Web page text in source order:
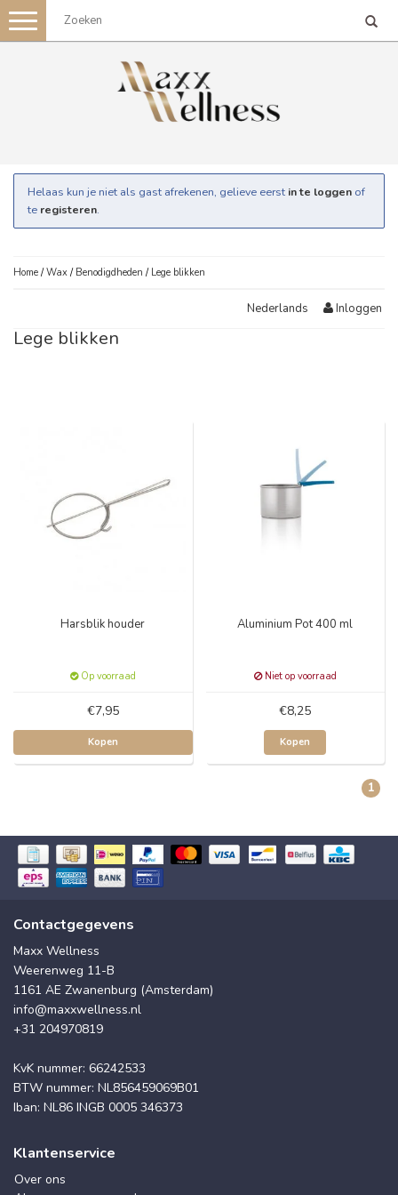
Toggle
navigation
Helaas kun je niet als gast afrekenen, gelieve eerst in te loggen of
te registeren.
Home /Wax / Benodigdheden / Lege blikken
Nederlands Inloggen
Lege blikken
Harsblik houder
Op voorraad
€7,95
Kopen
Aluminium Pot 400 ml
Niet op voorraad
€8,25
Kopen
1
Contactgegevens
Maxx Wellness
Weerenweg 11-B
1161 AE Zwanenburg (Amsterdam)
info@maxxwellness.nl
+31 204970819
KvK nummer: 66242533
BTW nummer: NL856459069B01
Iban: NL86 INGB 0005 346373
Klantenservice
Over ons